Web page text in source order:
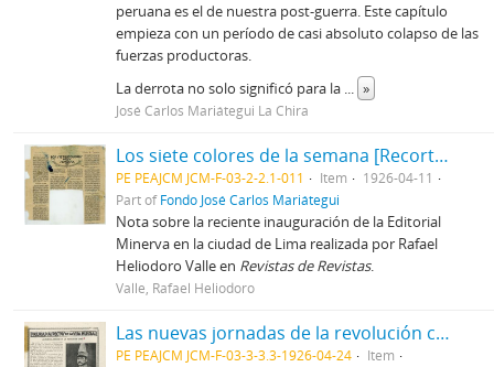
peruana es el de nuestra post-guerra. Este capítulo
empieza con un período de casi absoluto colapso de las
fuerzas productoras.
La derrota no solo significó para la ... »
José Carlos Mariátegui La Chira
Los siete colores de la semana [Recorte de prensa]
PE PEAJCM JCM-F-03-2-2.1-011 Item
1926-04-11
Part ofFondo José Carlos Mariátegui
Nota sobre la reciente inauguración de la Editorial
Minerva en la ciudad de Lima realizada por Rafael
Heliodoro Valle en Revistas de Revistas.
Valle, Rafael Heliodoro
Las nuevas jornadas de la revolución china
PE PEAJCM JCM-F-03-3-3.3-1926-04-24
Item